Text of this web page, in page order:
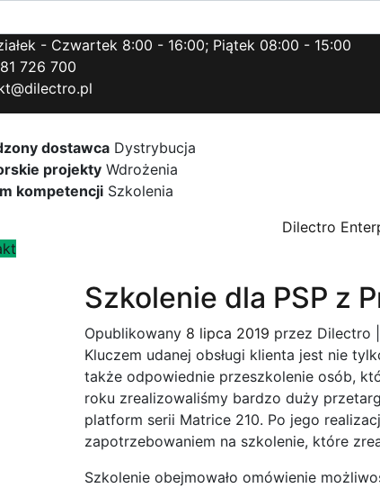
- Czwartek 8:00 - 16:00; Piątek 08:00 - 15:00
726 700
dostawca Dystrybucja
projekty Wdrożenia
kompetencji Szkolenia
Dilectro
Szkolenie dla PSP z
Opublikowany 8 lipca 2019 przez Dilectro
Kluczem udanej obsługi klienta jest nie
także odpowiednie przeszkolenie osób,
roku zrealizowaliśmy bardzo duży
platform serii Matrice 210. Po jego
zapotrzebowaniem na szkolenie, które
Szkolenie obejmowało omówienie